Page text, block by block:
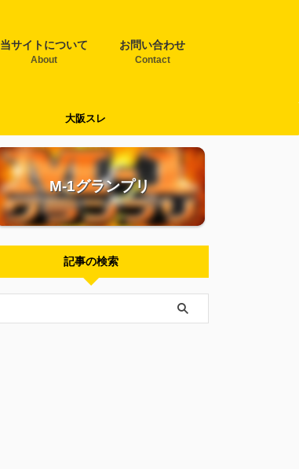
当サイトについて
About
お問い合わせ
Contact
大阪スレ
M-1グランプリ
記事の検索